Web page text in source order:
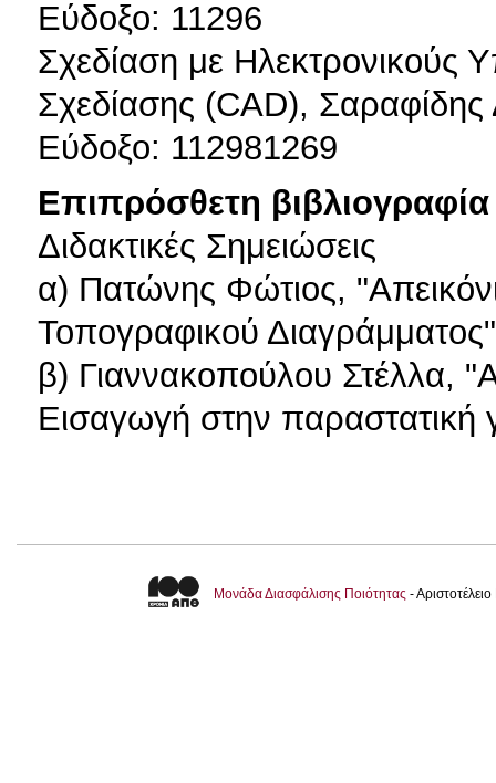
Εύδοξο: 11296
Σχεδίαση με Ηλεκτρονικούς
Σχεδίασης (CAD), Σαραφίδης
Εύδοξο: 112981269
Επιπρόσθετη βιβλιογραφία
Διδακτικές Σημειώσεις
α) Πατώνης Φώτιος,
Τοπογραφικού
β) Γιαννακοπούλου Στέλλα,
Εισαγωγή στην παραστατική
Μονάδα Διασφάλισης Ποιότητας -